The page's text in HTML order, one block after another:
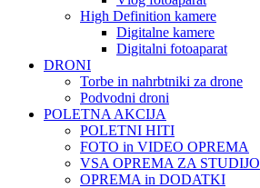
High Definition kamere
Digitalne kamere
Digitalni fotoaparat
DRONI
Torbe in nahrbtniki za drone
Podvodni droni
POLETNA AKCIJA
POLETNI HITI
FOTO in VIDEO OPREMA
VSA OPREMA ZA STUDIJO
OPREMA in DODATKI